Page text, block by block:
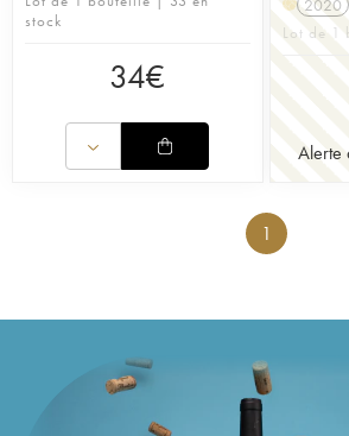
stock
34€
H 2020
Lot de 1
Alerte
1